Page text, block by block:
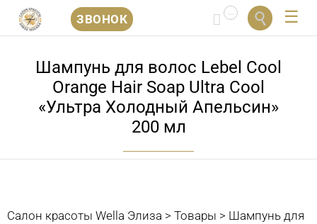
ЗВОНОК  
содержанию
Шампунь для волос Lebel Cool
Orange Hair Soap Ultra Cool
«Ультра Холодный Апельсин»
200 мл
Салон красоты Wella Элиза > Товары > Шампунь для